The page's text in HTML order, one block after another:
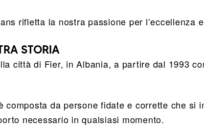
rifletta la nostra passione per l’eccellenza
STORIA
città di Fier, in Albania, a partire dal 1993
da persone fidate e corrette che si
necessario in qualsiasi momento.